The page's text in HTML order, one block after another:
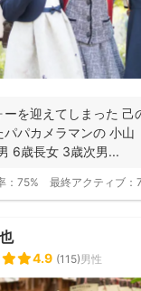
を迎えてしまった 己
パパカメラマンの 小山
6歳長女 3歳次男...
： 75% 最終アクティブ：
4.9 (115)男性